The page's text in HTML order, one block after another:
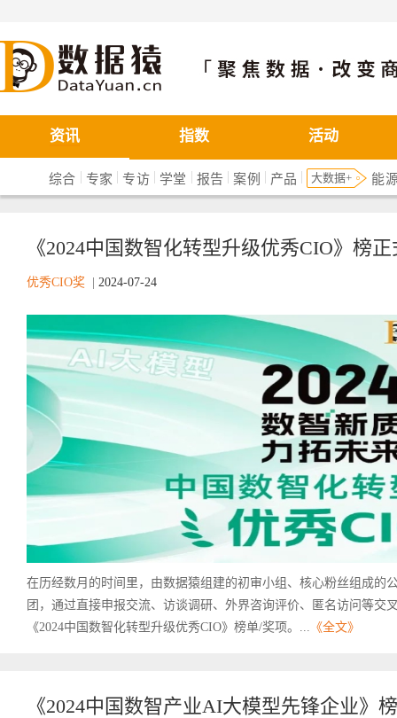
数据猿
资讯 指数 活动
综合 | 专家 |专访| 学堂 | 报告 | 案例 | 产品 | 大数据+ 能
《2024中国数智化转型升级优秀CIO》榜
优秀CIO奖 2024-07-24
在历经数月的时间里，由数据猿组建的初审小组、核心粉丝组成的
团，通过直接申报交流、访谈调研、外界咨询评价、匿名访问等交
《2024中国数智化转型升级优秀CIO》榜单/奖项。... 《全文》
《2024中国数智产业AI大模型先锋企业》